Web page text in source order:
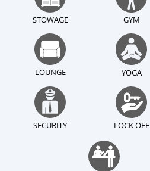
STOWAGE GYM
LOUNGE YOGA
SECURITY LOCK OFF